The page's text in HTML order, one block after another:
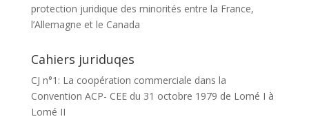
protection juridique des minorités entre la France,
l’Allemagne et le Canada
Cahiers juriduqes
CJ n°1: La coopération commerciale dans la
Convention ACP- CEE du 31 octobre 1979 de Lomé I à
Lomé II